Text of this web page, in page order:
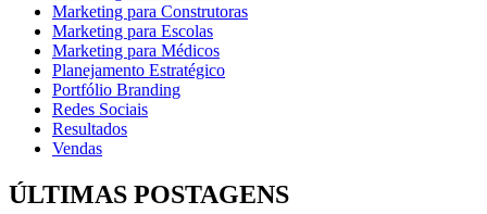
Marketing para Construtoras
Marketing para Escolas
Marketing para Médicos
Planejamento Estratégico
Portfólio Branding
Redes Sociais
Resultados
Vendas
ÚLTIMAS POSTAGENS